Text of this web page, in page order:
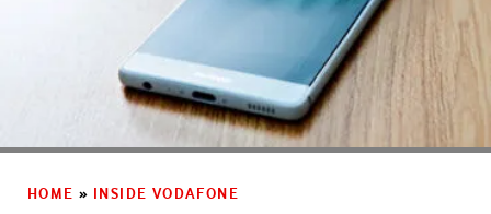
HOME » INSIDE VODAFONE